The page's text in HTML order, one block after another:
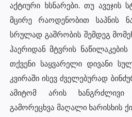
აქტიური ხსნარები. თუ ავეჯის
მცირე რაოდენობით საპნის
სრულად გაშრობის შემდეგ
ჰაერიდან მტვრის
თქვენი საყვარელი დივანი
კვირაში ისევ ძველებურად
ამიტომ არის ხანგრძლივი
გამორეცხვა მაღალი ხარისხის